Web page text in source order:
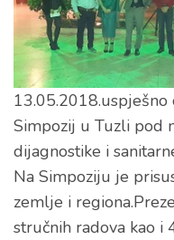
Simpozij u Tuzli pod
dijagnostike i
Na Simpoziju je
zemlje i
stručnih radova kao i